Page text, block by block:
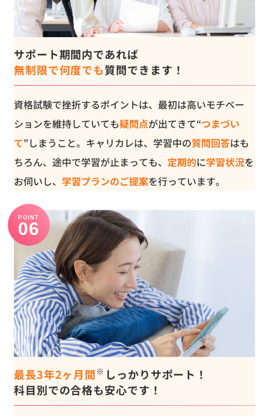
サポート期間内であれば
無制限で何度でも質問できます！
資格試験で挫折するポイントは、最初は高いモチベー
ションを維持していても疑問点が出てきて“つまづい
て”しまうこと。キャリカレは、学習中の質問回答はも
ちろん、途中で学習が止まっても、 定期的に学習状況を
お伺いし、 学習プランのご提案を行っています。
POINT
最長3年2ヶ月間 ※ しっかりサポート！
科目別での合格も安心です！